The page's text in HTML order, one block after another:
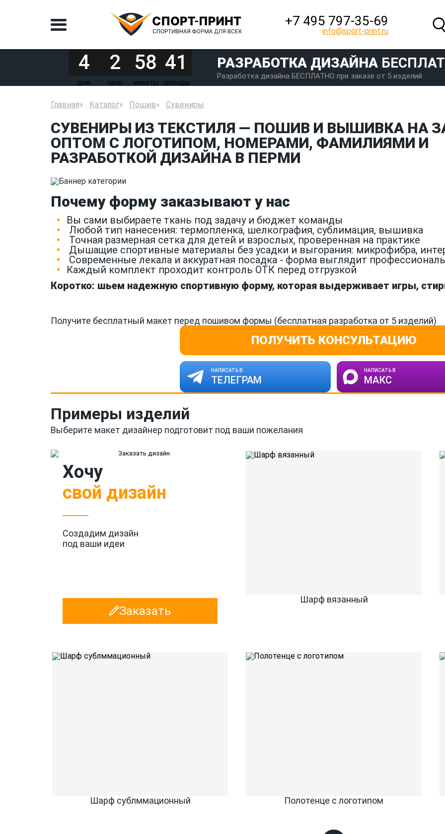
+7 495 797‑35-69
info@sport-print.ru
4
ДНИ
2
ЧАСЫ
58
МИНУТЫ
41
СЕКУНДЫ
РАЗРАБОТКА ДИЗАЙНА
Разработка дизайна БЕСПЛАТНО при заказе от 5 изделий
Главная Каталог Пошив Сувениры
СУВЕНИРЫ ИЗ ТЕКСТИЛЯ — ПОШИВ И ВЫШИВКА НА
ОПТОМ С ЛОГОТИПОМ, НОМЕРАМИ, ФАМИЛИЯМИ И
РАЗРАБОТКОЙ ДИЗАЙНА В ПЕРМИ
Почему форму заказывают у нас
Вы сами выбираете ткань под задачу и бюджет команды
Любой тип нанесения: термопленка, шелкография, сублимация, вышивка
Точная размерная сетка для детей и взрослых, проверенная на практике
Дышащие спортивные материалы без усадки и выгорания: микрофибра,
Современные лекала и аккуратная посадка - форма выглядит
Каждый комплект проходит контроль ОТК перед отгрузкой
Коротко: шьем надежную спортивную форму, которая выдерживает игры,
Получите бесплатный макет перед пошивом формы (бесплатная разработка от 5 изделий)
ПОЛУЧИТЬ КОНСУЛЬТАЦИЮ
НАПИСАТЬ В
ТЕЛЕГРАМ
НАПИСАТЬ В
МАКС
Примеры изделий
Выберите макет дизайнер подготовит под ваши пожелания
Хочу
свой дизайн
Создадим дизайн
под ваши идеи
Заказать
Шарф вязанный
Шарф сублммационный Полотенце с логотипом